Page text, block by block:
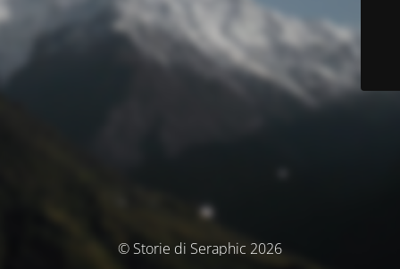
© Storie di Seraphic 2026